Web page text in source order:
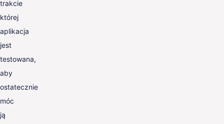
trakcie
której
aplikacja
jest
testowana,
aby
ostatecznie
móc
ją